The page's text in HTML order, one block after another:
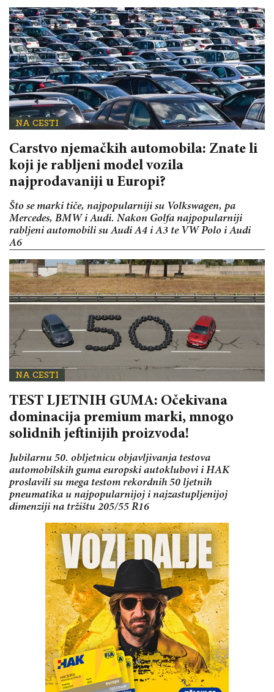
NA CESTI
Carstvo njemačkih automobila: Znate li
koji je rabljeni model vozila
najprodavaniji u Europi?
Što se marki tiče, najpopularniji su Volkswagen, pa
Mercedes, BMW i Audi. Nakon Golfa najpopularniji
rabljeni automobili su Audi A4 i A3 te VW Polo i Audi
A6
NA CESTI
TEST LJETNIH GUMA: Očekivana
dominacija premium marki, mnogo
solidnih jeftinijih proizvoda!
Jubilarnu 50. obljetnicu objavljivanja testova
automobilskih guma europski autoklubovi i HAK
proslavili su mega testom rekordnih 50 ljetnih
pneumatika u najpopularnijoj i najzastupljenijoj
dimenziji na tržištu 205/55 R16